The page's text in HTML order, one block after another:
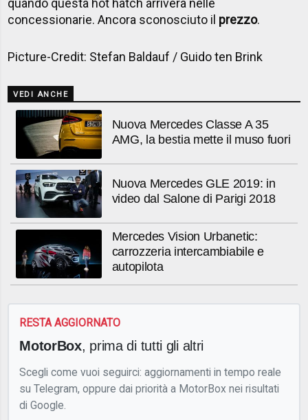
quando questa hot hatch arriverà nelle
concessionarie. Ancora sconosciuto il prezzo.
Picture-Credit: Stefan Baldauf / Guido ten Brink
VEDI ANCHE
Nuova Mercedes Classe A 35
AMG, la bestia mette il muso fuori
Nuova Mercedes GLE 2019: in
video dal Salone di Parigi 2018
Mercedes Vision Urbanetic:
carrozzeria intercambiabile e
autopilota
RESTA AGGIORNATO
MotorBox, prima di tutti gli altri
Scegli come vuoi seguirci: aggiornamenti in tempo reale
su Telegram, oppure dai priorità a MotorBox nei risultati
di Google.